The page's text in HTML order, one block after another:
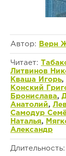
Автор: Верн
Читает:
Литвинов
Кваша Игорь,
Конский
Бронислава,
Анатолий,
Самодур
Наталья,
Александр
Длительность: